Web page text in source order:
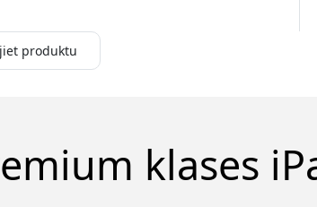
produktu
klases